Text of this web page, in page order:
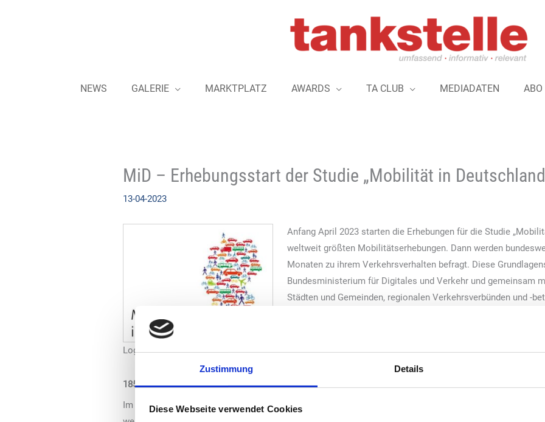
Zustimmung Details
Diese Webseite verwendet Cookies
NEWS GALERIE MARKTPLATZ AWARDS TA CLUB MEDIADATEN ABO
MiD – Erhebungsstart der Studie „Mobilität in
13-04-2023
Logo: MiD
Anfang April 2023 starten die Erhebungen für die Studie
weltweit größten Mobilitätserhebungen. Dann werden
Monaten zu ihrem Verkehrsverhalten befragt. Diese
Bundesministerium für Digitales und Verkehr und gemeinsam
Städten und Gemeinden, regionalen Verkehrsverbünden und -
angewandte Sozialwissenschaft in Bonn ist wie bereits 2017
Durchführung betraut. Die MiD wird in etwa alle fünf Jahre
185.000 Haushalte mit 370.000 befragen Personen in einer einjährigen Erhebungsphase
Im Rahmen der MiD füllt in jedem der 185.000 teilnehmenden Haushalte eine Person zu Beginn einen